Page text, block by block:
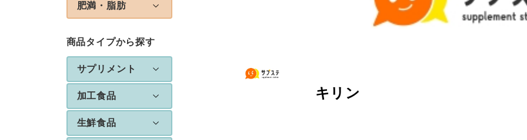
肥満・脂肪
商品タイプから探す
サプリメント
加工食品
生鮮食品
キリン